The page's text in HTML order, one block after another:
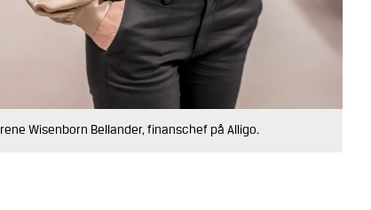
Irene Wisenborn Bellander, finanschef på Alligo.